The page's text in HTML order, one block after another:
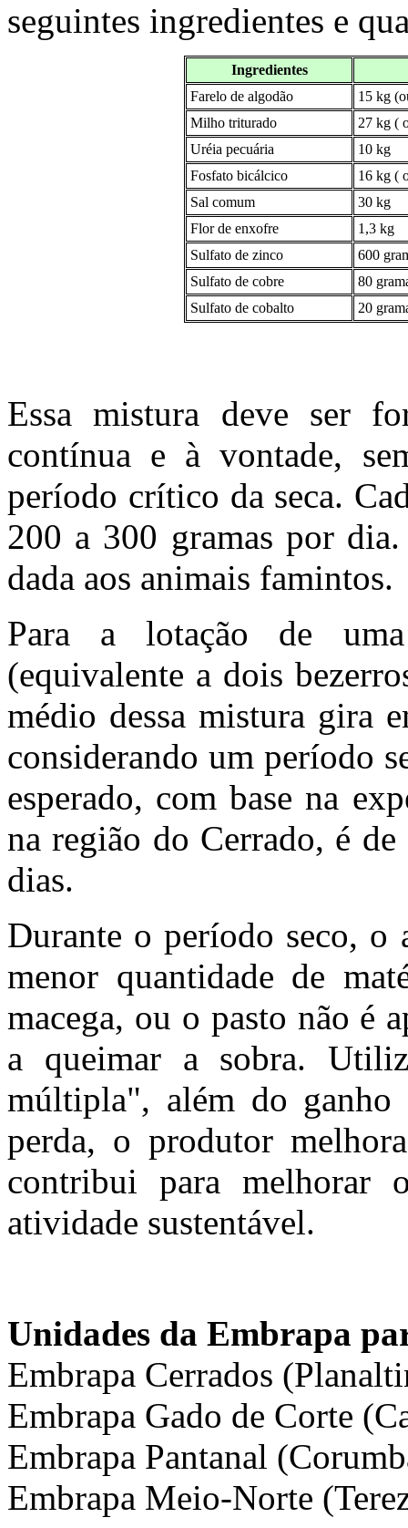
seguintes ingredientes e
Ingredientes
Farelo de algodão
15 kg
Milho triturado
27 kg (
Uréia pecuária
10 kg
Fosfato bicálcico
16 kg (
Sal comum
30 kg
Flor de enxofre
1,3 kg
Sulfato de zinco
600
Sulfato de cobre
80
Sulfato de cobalto
20
Essa mistura deve ser
contínua e à vontade,
período crítico da seca.
200 a 300 gramas por
dada aos animais famintos.
Para a lotação de
(equivalente a dois
médio dessa mistura gira
considerando um período
esperado, com base na
na região do Cerrado, é
dias.
Durante o período seco, o
menor quantidade de
macega, ou o pasto não é
a queimar a sobra.
múltipla", além do ganho
perda, o produtor
contribui para melhorar
atividade sustentável.
Unidades da Embrapa
Embrapa Cerrados
Embrapa Gado de Corte
Embrapa Pantanal
Embrapa Meio-Norte